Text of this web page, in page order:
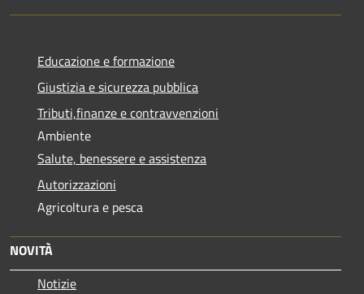
Educazione e formazione
Giustizia e sicurezza pubblica
Tributi,finanze e contravvenzioni
Ambiente
Salute, benessere e assistenza
Autorizzazioni
Agricoltura e pesca
NOVITÀ
Notizie